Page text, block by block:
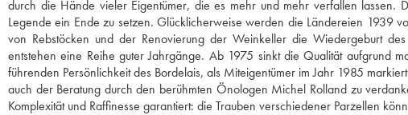
durch die Hände vieler Eigentümer, die es mehr und mehr verfallen lassen.
Legende ein Ende zu setzen. Glücklicherweise werden die Ländereien 1939
von Rebstöcken und der Renovierung der Weinkeller die Wiedergeburt
entstehen eine Reihe guter Jahrgänge. Ab 1975 sinkt die Qualität aufgrund
führenden Persönlichkeit des Bordelais, als Miteigentümer im Jahr 1985
auch der Beratung durch den berühmten Önologen Michel Rolland zu
Komplexität und Raffinesse garantiert: die Trauben verschiedener Parzellen